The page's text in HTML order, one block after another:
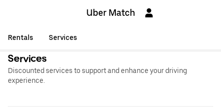
Uber Match
Rentals Services
Services
Discounted services to support and enhance your driving
experience.